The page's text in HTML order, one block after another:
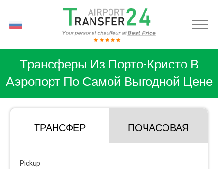
Трансферы Из Порто-Кристо В
Аэропорт По Самой Выгодной Цене
ТРАНСФЕР ПОЧАСОВАЯ
Pickup